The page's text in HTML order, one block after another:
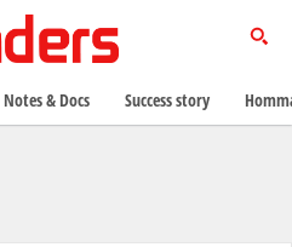
Notes & Docs Success story